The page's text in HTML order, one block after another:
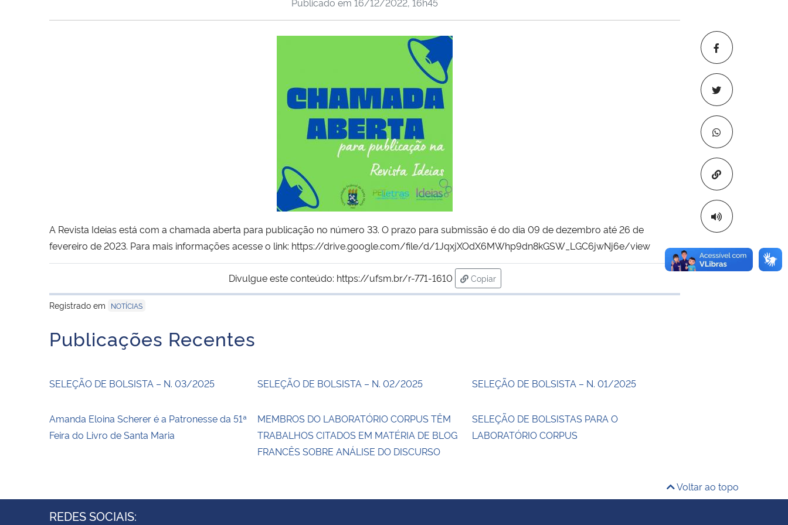
Copiar para
A Revista Ideias está com a chamada aberta para publicação no número 33. O prazo para submissão é do dia 09 de dezembro até 26 de
fevereiro de 2023. Para mais informações acesse o link: https://drive.google.com/file/d/1JqxjXOdX6MWhp9dn8kGSW_LGC6jwNj6e/view
Divulgue este conteúdo: https://ufsm.br/r-771-1610
Copiar
para área de transferência
Registrado em
NOTÍCIAS
Publicações Recentes
SELEÇÃO DE BOLSISTA – N. 03/2025 SELEÇÃO DE BOLSISTA – N. 02/2025 SELEÇÃO DE BOLSISTA – N. 01/2025
Amanda Eloina Scherer é a Patronesse da 51ª
Feira do Livro de Santa Maria
MEMBROS DO LABORATÓRIO CORPUS TÊM
TRABALHOS CITADOS EM MATÉRIA DE BLOG
FRANCÊS SOBRE ANÁLISE DO DISCURSO
SELEÇÃO DE BOLSISTAS PARA O
LABORATÓRIO CORPUS
Voltar ao topo
REDES SOCIAIS: